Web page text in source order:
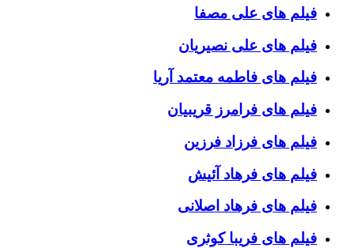
فیلم های علی مصفا
فیلم های علی نصیریان
فیلم های فاطمه معتمد آریا
فیلم های فرامرز قریبیان
فیلم های فرزاد فرزین
فیلم های فرهاد آئیش
فیلم های فرهاد اصلانی
فیلم های فریبا کوثری